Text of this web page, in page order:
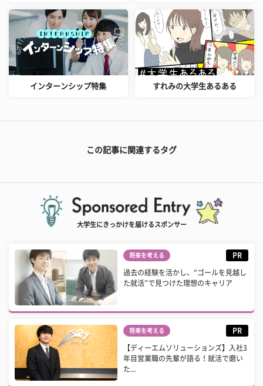
インターンシップ特集 すれみの大学生あるある
この記事に関連するタグ
大学生にきっかけを届けるスポンサー
将来を考える PR
過去の経験を活かし、“ゴールを見越し
た就活”で見つけた理想のキャリア
将来を考える PR
【ディーエムソリューションズ】入社3
年目営業職の先輩が語る！就活で磨い
た...